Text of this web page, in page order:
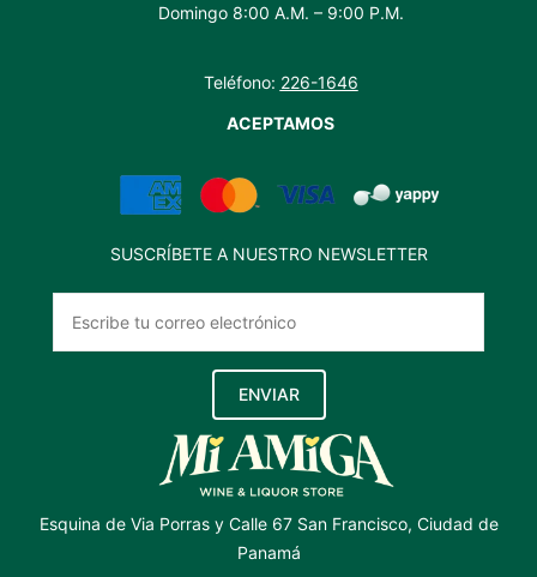
Domingo 8:00 A.M. – 9:00 P.M.
Teléfono: 226-1646
ACEPTAMOS
SUSCRÍBETE A NUESTRO NEWSLETTER
ENVIAR
Esquina de Via Porras y Calle 67 San Francisco, Ciudad de
Panamá